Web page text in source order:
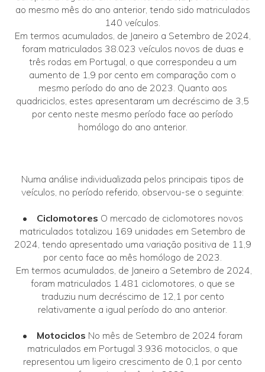
ao mesmo mês do ano anterior, tendo sido matriculados
140 veículos.
Em termos acumulados, de Janeiro a Setembro de 2024,
foram matriculados 38.023 veículos novos de duas e
três rodas em Portugal, o que correspondeu a um
aumento de 1,9 por cento em comparação com o
mesmo período do ano de 2023. Quanto aos
quadriciclos, estes apresentaram um decréscimo de 3,5
por cento neste mesmo período face ao período
homólogo do ano anterior.
Numa análise individualizada pelos principais tipos de
veículos, no período referido, observou-se o seguinte:
• Ciclomotores O mercado de ciclomotores novos
matriculados totalizou 169 unidades em Setembro de
2024, tendo apresentado uma variação positiva de 11,9
por cento face ao mês homólogo de 2023.
Em termos acumulados, de Janeiro a Setembro de 2024,
foram matriculados 1.481 ciclomotores, o que se
traduziu num decréscimo de 12,1 por cento
relativamente a igual período do ano anterior.
• Motociclos No mês de Setembro de 2024 foram
matriculados em Portugal 3.936 motociclos, o que
representou um ligeiro crescimento de 0,1 por cento